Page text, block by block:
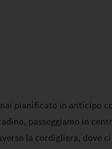
pianificato in anticipo
passeggiamo in
la cordigliera, dove